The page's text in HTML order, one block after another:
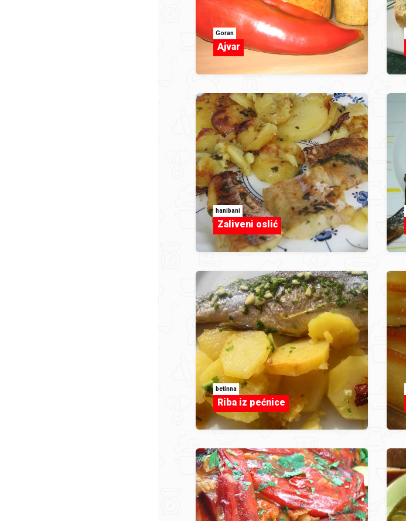
Goran
Ajvar
hanibani
Zaliveni oslić
betinna
Riba iz pećnice